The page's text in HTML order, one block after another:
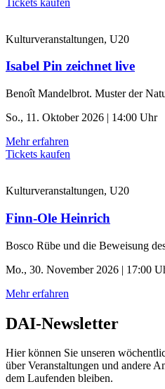
Kulturveranstaltungen, U20
Isabel Pin zeichnet live
Benoît Mandelbrot. Muster der
So., 11. Oktober 2026 | 14:00 Uhr
Mehr erfahren
Tickets kaufen
Kulturveranstaltungen, U20
Finn-Ole Heinrich
Bosco Rübe und die Beweisung
Mo., 30. November 2026 | 17:00
Mehr erfahren
DAI-Newsletter
Hier können Sie unseren
über Veranstaltungen und andere
dem Laufenden bleiben.